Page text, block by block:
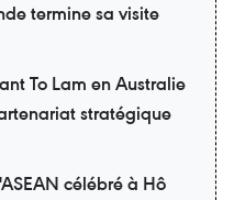
termine sa visite
To Lam en Australie
stratégique
célébré à Hô